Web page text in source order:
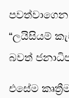
“ලයිසියම්
බවත්
එසේම